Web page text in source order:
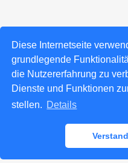
Diese Internetseite
grundlegende
die Nutzererfahrung zu
Dienste und Funktionen
stellen. Details